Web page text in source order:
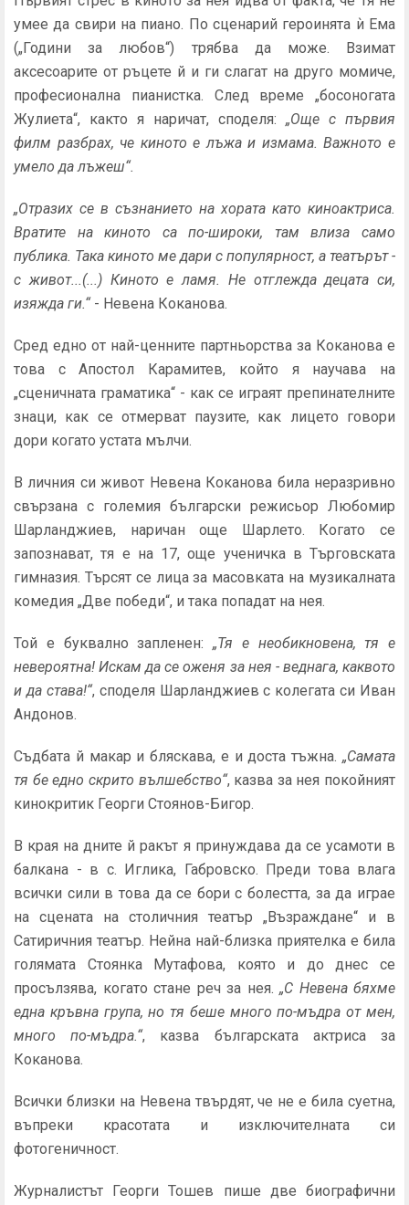
умее да свири на пиано. По сценарий героинята ѝ Ема
(„Години за любов“) трябва да може. Взимат
аксесоарите от ръцете й и ги слагат на друго момиче,
професионална пианистка. След време „босоногата
Жулиета“, както я наричат, споделя: „Още с първия
филм разбрах, че киното е лъжа и измама. Важното е
умело да лъжеш“.
„Отразих се в съзнанието на хората като киноактриса.
Вратите на киното са по-широки, там влиза само
публика. Така киното ме дари с популярност, а театърът -
с живот...(...) Киното е ламя. Не отглежда децата си,
изяжда ги.“- Невена Коканова.
Сред едно от най-ценните партньорства за Коканова е
това с Апостол Карамитев, който я научава на
„сценичната граматика“ - как се играят препинателните
знаци, как се отмерват паузите, как лицето говори
дори когато устата мълчи.
В личния си живот Невена Коканова била неразривно
свързана с големия български режисьор Любомир
Шарланджиев, наричан още Шарлето. Когато се
запознават, тя е на 17, още ученичка в Търговската
гимназия. Търсят се лица за масовката на музикалната
комедия „Две победи“, и така попадат на нея.
Той е буквално запленен: „Тя е необикновена, тя е
невероятна! Искам да се оженя за нея - веднага, каквото
и да става!“, споделя Шарланджиев с колегата си Иван
Андонов.
Съдбата й макар и бляскава, е и доста тъжна. „Самата
тя бе едно скрито вълшебство“, казва за нея покойният
кинокритик Георги Стоянов-Бигор.
В края на дните й ракът я принуждава да се усамоти в
балкана - в с. Иглика, Габровско. Преди това влага
всички сили в това да се бори с болестта, за да играе
на сцената на столичния театър „Възраждане“ и в
Сатиричния театър. Нейна най-близка приятелка е била
голямата Стоянка Мутафова, която и до днес се
просълзява, когато стане реч за нея. „С Невена бяхме
една кръвна група, но тя беше много по-мъдра от мен,
много по-мъдра.“, казва българската актриса за
Коканова.
Всички близки на Невена твърдят, че не е била суетна,
въпреки красотата и изключителната си
фотогеничност.
Журналистът Георги Тошев пише две биографични